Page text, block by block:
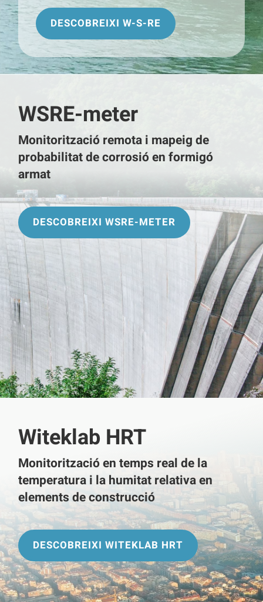
DESCOBREIXI W-S-RE
WSRE-meter
Monitorització remota i mapeig de
probabilitat de corrosió en formigó
armat
DESCOBREIXI WSRE-METER
Witeklab HRT
Monitorització en temps real de la
temperatura i la humitat relativa en
elements de construcció
DESCOBREIXI WITEKLAB HRT